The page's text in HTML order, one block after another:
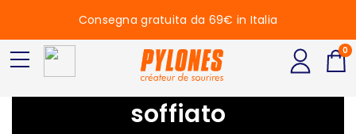
Anelli in vetro
soffiato
Consegna gratuita da 69€ in Italia
0